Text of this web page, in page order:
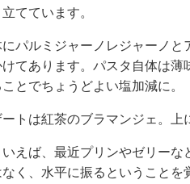
てています。
パルミジャーノレジャーノ
けてあります。パスタ自体は
とでちょうどよい塩加減に。
ートは紅茶のブラマンジェ。上
いえば、最近プリンやゼリー
なく、水平に振るということ